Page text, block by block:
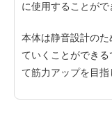
に使用することがで
本体は静音設計の
ていくことができ
て筋力アップを目